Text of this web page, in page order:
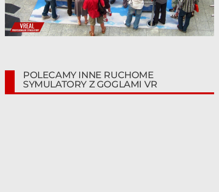
POLECAMY INNE RUCHOME
SYMULATORY Z GOGLAMI VR